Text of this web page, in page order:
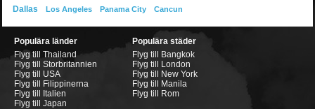
Dallas
Los Angeles Panama City Cancun
Populära länder
Flyg till Thailand
Flyg till Storbritannien
Flyg till USA
Flyg till Filippinerna
Flyg till Italien
Flyg till Japan
Populära städer
Flyg till Bangkok
Flyg till London
Flyg till New York
Flyg till Manila
Flyg till Rom